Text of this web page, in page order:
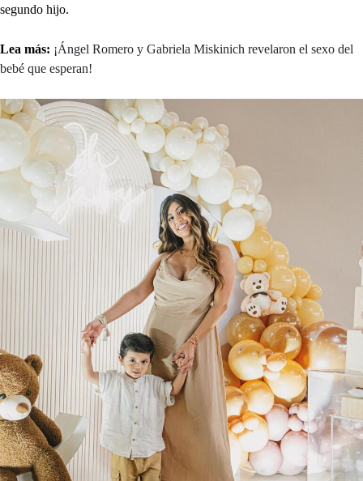
segundo hijo.
Lea más: ¡Ángel Romero y Gabriela Miskinich revelaron el sexo del
bebé que esperan!